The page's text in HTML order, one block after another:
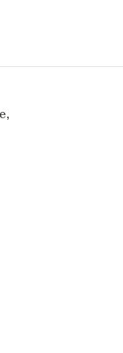
Accepter tout